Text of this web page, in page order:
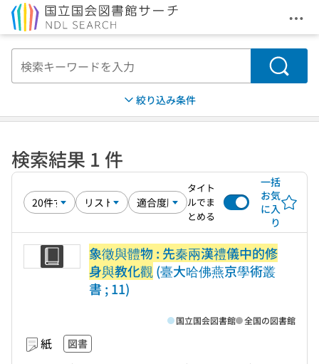
メ
検索
絞り込み条件
検索結果 1 件
タイト
ルでま
とめる
一括
お気
に入
り
象徵與體物 : 先秦兩漢禮儀中的修
身與教化觀(臺大哈佛燕京學術叢
書 ; 11)
紙 図書
国立国会図書館 全国の図書館